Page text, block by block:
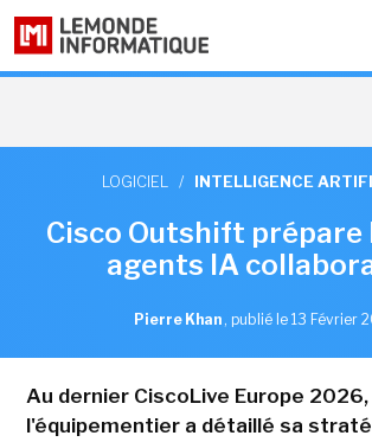
LOGICIEL / INTELLIGENCE
Cisco Outshift prépare
agents IA
Pierre Khan , publié le 13 Février
Au dernier CiscoLive Europe 2026,
l'équipementier a détaillé sa